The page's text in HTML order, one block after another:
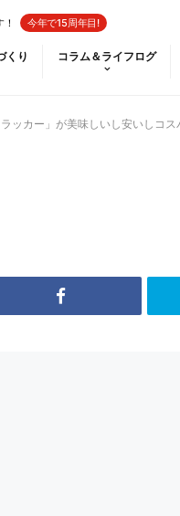
今年で15周年目!
くり コラム＆ライフログ
ッカー」が美味しいし安いしコス